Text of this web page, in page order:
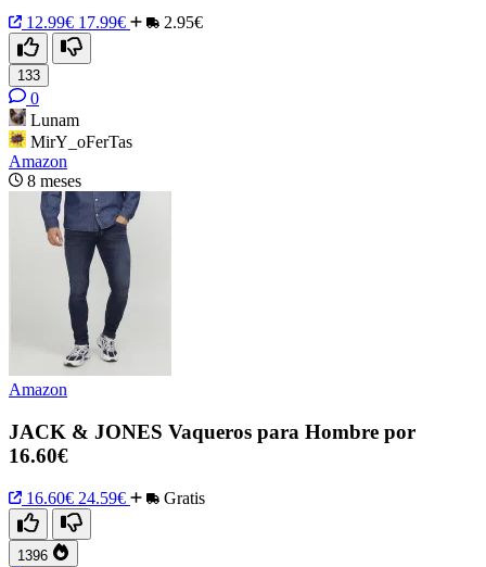
12.99€ 17.99€ 2.95€
133
0
Lunam
MirY_oFerTas
Amazon
8 meses
Amazon
JACK & JONES Vaqueros para Hombre por
16.60€
16.60€ 24.59€ Gratis
1396